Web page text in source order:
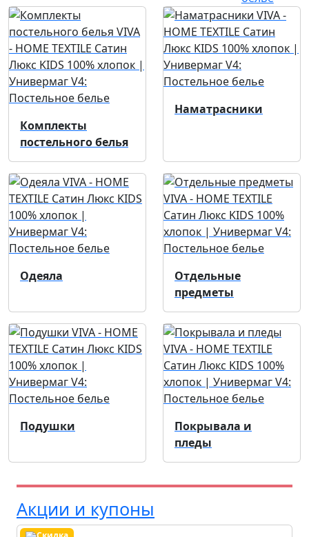
Комплекты
постельного белья
Наматрасники
Одеяла
Отдельные
предметы
Подушки
Покрывала и
пледы
Акции и купоны